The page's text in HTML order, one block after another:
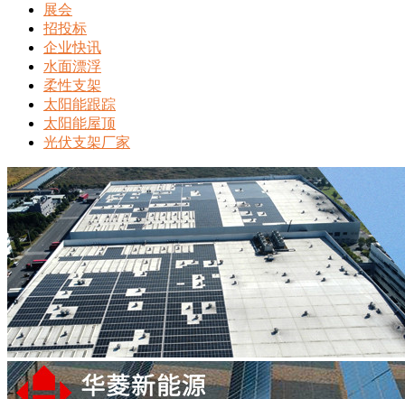
展会
招投标
企业快讯
水面漂浮
柔性支架
太阳能跟踪
太阳能屋顶
光伏支架厂家